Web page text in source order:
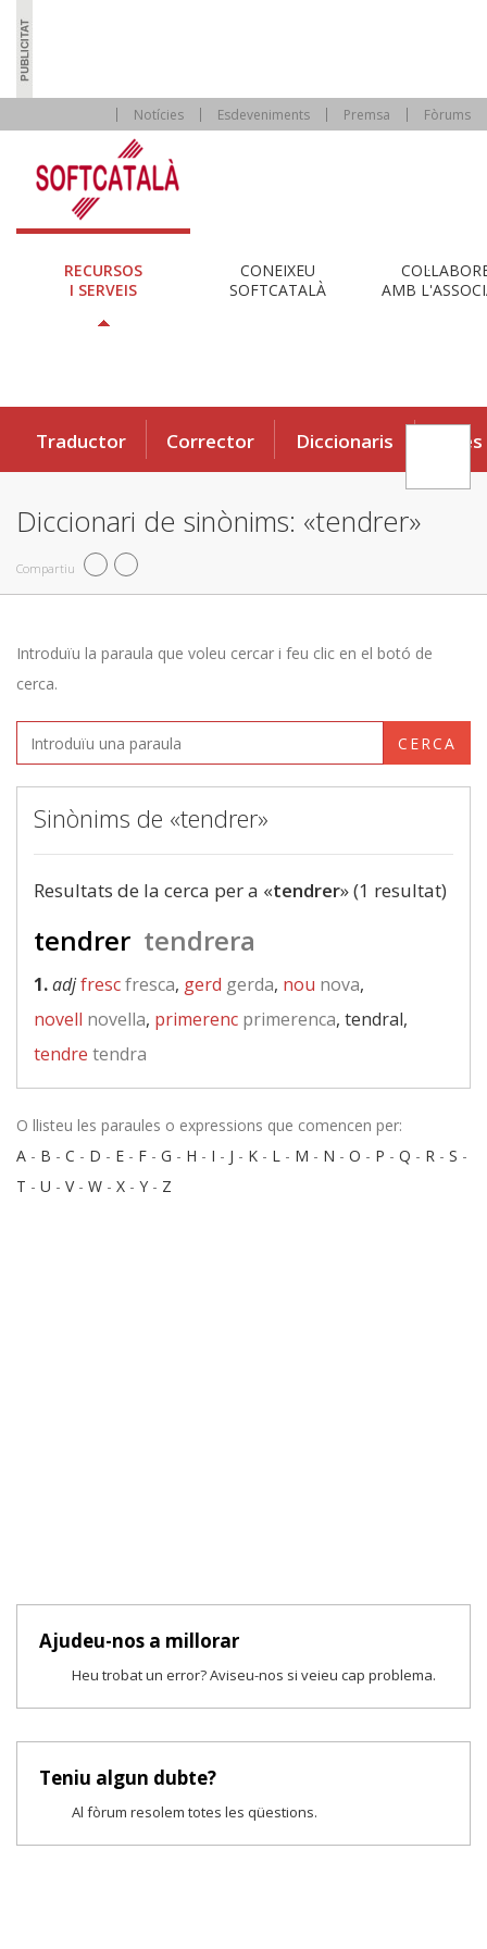
Notícies Esdeveniments Premsa Fòrums
RECURSOS
I SERVEIS
CONEIXEU
SOFTCATALÀ
AMB
Traductor Corrector Diccionaris Eines
Diccionari de sinònims: «tendrer»
Compartiu
Introduïu la paraula que voleu cercar i feu clic en el botó de
cerca.
CERCA
Sinònims de «tendrer»
Resultats de la cerca per a «tendrer» (1 resultat)
tendrer tendrera
1.adjfrescfresca, gerd gerda, nou nova,
novell novella, primerenc primerenca, tendral,
tendre tendra
O llisteu les paraules o expressions que comencen per:
A - B - C - D - E - F - G - H - I - J - K - L - M - N - O - P - Q - R - S -
T - U - V- W - X - Y - Z
Ajudeu-nos a millorar
Heu trobat un error? Aviseu-nos si veieu cap problema.
Teniu algun dubte?
Al fòrum resolem totes les qüestions.